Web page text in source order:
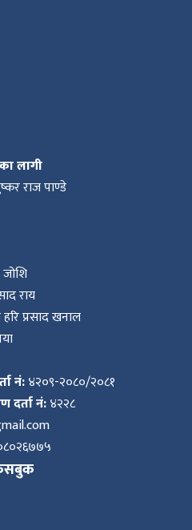
लागी
राज पाण्डे
राय
प्रसाद खनाल
नं:४२०९-२०८०/२०८१
दर्ता नं:४२२८